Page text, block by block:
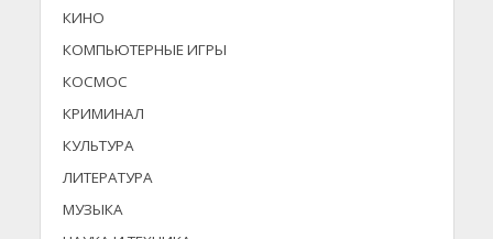
КИНО
КОМПЬЮТЕРНЫЕ ИГРЫ
КОСМОС
КРИМИНАЛ
КУЛЬТУРА
ЛИТЕРАТУРА
МУЗЫКА